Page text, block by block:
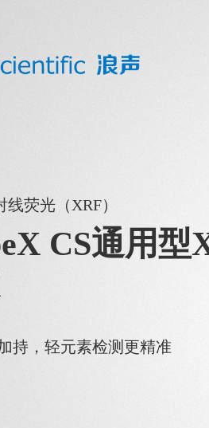
荧光（XRF）
CS通用型
持，轻元素检测更精准